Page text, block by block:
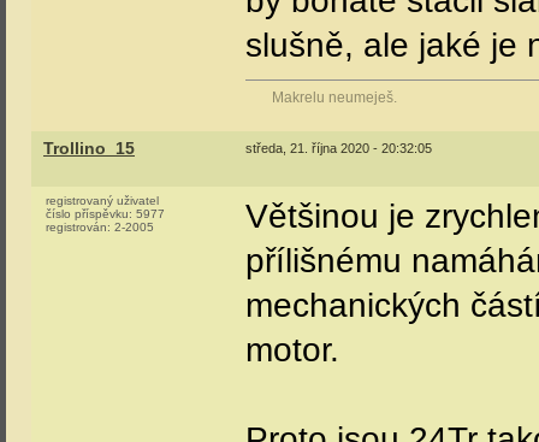
slušně, ale jaké je
Makrelu neumeješ.
Trollino_15 středa, 21. října 2020 - 20:32:05
registrovaný uživatel
číslo příspěvku: 5977
registrován: 2-2005
Většinou je
přílišnému
mechanických
motor.